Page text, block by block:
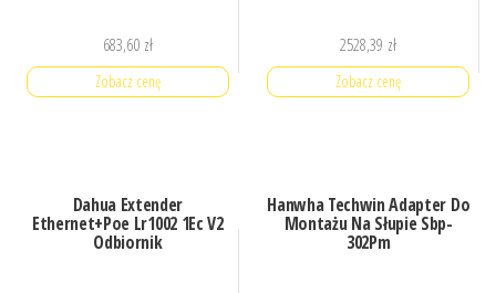
683,60 zł
Zobacz cenę
2528,39 zł
Zobacz cenę
Dahua Extender
Ethernet+Poe Lr1002 1Ec V2
Odbiornik
Hanwha Techwin Adapter Do
Montażu Na Słupie Sbp-
302Pm